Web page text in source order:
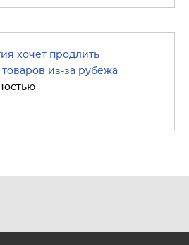
хочет продлить
из-за рубежа